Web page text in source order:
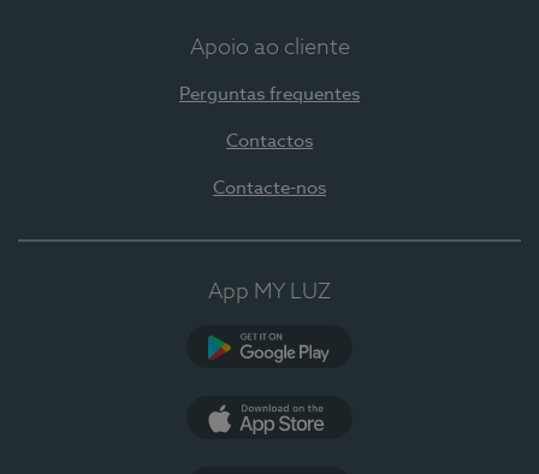
Apoio ao cliente
Perguntas frequentes
Contactos
Contacte-nos
App MY LUZ